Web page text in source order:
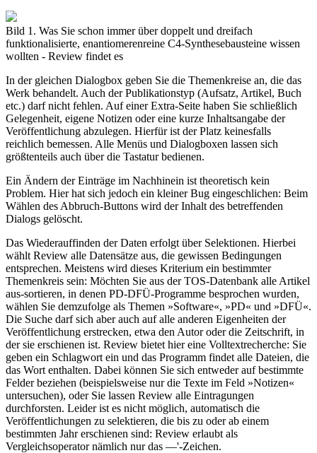
Bild 1. Was Sie schon immer über doppelt und dreifach
funktionalisierte, enantiomerenreine C4-Synthesebausteine wissen
wollten - Review findet es
In der gleichen Dialogbox geben Sie die Themenkreise an, die das
Werk behandelt. Auch der Publikationstyp (Aufsatz, Artikel, Buch
etc.) darf nicht fehlen. Auf einer Extra-Seite haben Sie schließlich
Gelegenheit, eigene Notizen oder eine kurze Inhaltsangabe der
Veröffentlichung abzulegen. Hierfür ist der Platz keinesfalls
reichlich bemessen. Alle Menüs und Dialogboxen lassen sich
größtenteils auch über die Tastatur bedienen.
Ein Ändern der Einträge im Nachhinein ist theoretisch kein
Problem. Hier hat sich jedoch ein kleiner Bug eingeschlichen: Beim
Wählen des Abbruch-Buttons wird der Inhalt des betreffenden
Dialogs gelöscht.
Das Wiederauffinden der Daten erfolgt über Selektionen. Hierbei
wählt Review alle Datensätze aus, die gewissen Bedingungen
entsprechen. Meistens wird dieses Kriterium ein bestimmter
Themenkreis sein: Möchten Sie aus der TOS-Datenbank alle Artikel
aus-sortieren, in denen PD-DFÜ-Programme besprochen wurden,
wählen Sie demzufolge als Themen »Software«, »PD« und »DFÜ«.
Die Suche darf sich aber auch auf alle anderen Eigenheiten der
Veröffentlichung erstrecken, etwa den Autor oder die Zeitschrift, in
der sie erschienen ist. Review bietet hier eine Volltextrecherche: Sie
geben ein Schlagwort ein und das Programm findet alle Dateien, die
das Wort enthalten. Dabei können Sie sich entweder auf bestimmte
Felder beziehen (beispielsweise nur die Texte im Feld »Notizen«
untersuchen), oder Sie lassen Review alle Eintragungen
durchforsten. Leider ist es nicht möglich, automatisch die
Veröffentlichungen zu selektieren, die bis zu oder ab einem
bestimmten Jahr erschienen sind: Review erlaubt als
Vergleichsoperator nämlich nur das —'-Zeichen.